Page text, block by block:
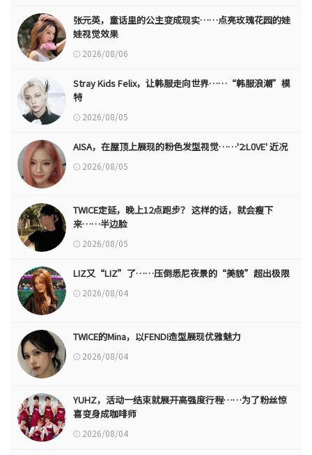
张元英，童话里的公主变成现实……点亮玫瑰花园的娃
娃视觉效果
2026/08/06
Stray Kids Felix，让韩服走向世界……“韩服浪潮”模
特
2026/08/05
AISA，在屋顶上展现的粉色发型视觉……'2:L0VE' 近况
2026/08/05
TWICE定延，晚上12点跑步？ 这样的话，就会瘦下
来……半边脸
2026/08/05
LIZ又“LIZ”了……压倒悉尼夜景的“美貌”超出极限
2026/08/04
TWICE的Mina，以FENDI造型展现优雅魅力
2026/08/04
YUHZ，活动一结束就展开高强度行程……为了粉丝惊
喜变身成咖啡师
2026/08/04